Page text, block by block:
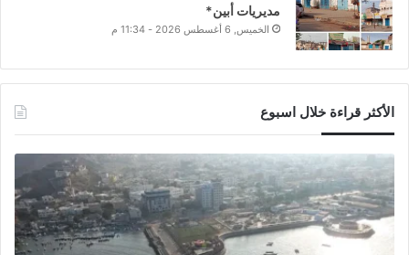
مديريات أبين*
الخميس, 6 أغسطس 2026 - 11:34 م
الأكثر قراءة خلال اسبوع